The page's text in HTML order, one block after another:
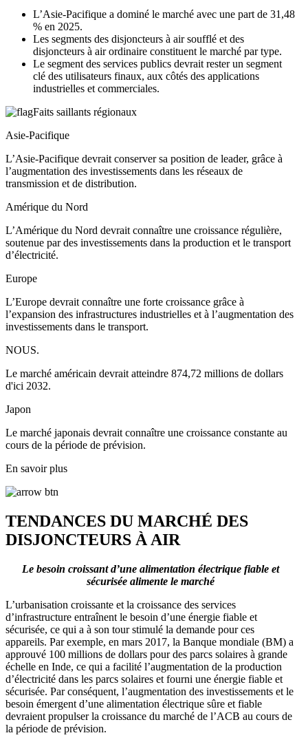
L’Asie-Pacifique a dominé le marché avec une part de 31,48
% en 2025.
Les segments des disjoncteurs à air soufflé et des
disjoncteurs à air ordinaire constituent le marché par type.
Le segment des services publics devrait rester un segment
clé des utilisateurs finaux, aux côtés des applications
industrielles et commerciales.
Faits saillants régionaux
Asie-Pacifique
L’Asie-Pacifique devrait conserver sa position de leader, grâce à
l’augmentation des investissements dans les réseaux de
transmission et de distribution.
Amérique du Nord
L’Amérique du Nord devrait connaître une croissance régulière,
soutenue par des investissements dans la production et le transport
d’électricité.
Europe
L’Europe devrait connaître une forte croissance grâce à
l’expansion des infrastructures industrielles et à l’augmentation des
investissements dans le transport.
NOUS.
Le marché américain devrait atteindre 874,72 millions de dollars
d'ici 2032.
Japon
Le marché japonais devrait connaître une croissance constante au
cours de la période de prévision.
En savoir plus
TENDANCES DU MARCHÉ DES
DISJONCTEURS À AIR
Le besoin croissant d’une alimentation électrique fiable et
sécurisée alimente le marché
L’urbanisation croissante et la croissance des services
d’infrastructure entraînent le besoin d’une énergie fiable et
sécurisée, ce qui a à son tour stimulé la demande pour ces
appareils. Par exemple, en mars 2017, la Banque mondiale (BM) a
approuvé 100 millions de dollars pour des parcs solaires à grande
échelle en Inde, ce qui a facilité l’augmentation de la production
d’électricité dans les parcs solaires et fourni une énergie fiable et
sécurisée. Par conséquent, l’augmentation des investissements et le
besoin émergent d’une alimentation électrique sûre et fiable
devraient propulser la croissance du marché de l’ACB au cours de
la période de prévision.